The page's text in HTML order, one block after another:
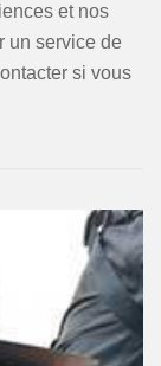
et nos
un service de
si vous